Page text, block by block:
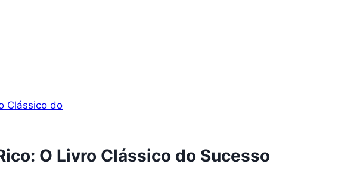
O Livro Clássico do Sucesso